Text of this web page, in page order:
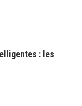
: les